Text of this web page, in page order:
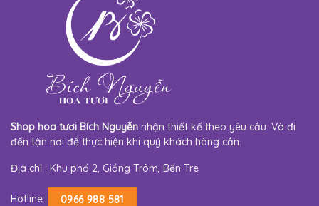
Shop hoa tươi Bích Nguyễn nhận thiết kế theo yêu cầu. Và đi
đến tận nơi để thực hiện khi quý khách hàng cần.
Địa chỉ : Khu phố 2, Giồng Trôm, Bến Tre
Hotline: 0966 988 581